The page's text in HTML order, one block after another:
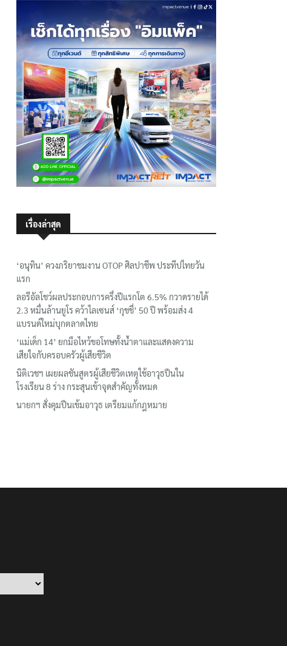
เรื่องล่าสุด
‘อนุทิน’ ควงภริยาชมงาน OTOP ศิลปาชีพ ประทีปไทยวัน
แรก
ลอรีอัลโชว์ผลประกอบการครึ่งปีแรกโต 6.5% กวาดรายได้
2.3 หมื่นล้านยูโร คว้าไลเซนส์ ‘กุชชี่’ 50 ปี พร้อมส่ง 4
แบรนด์ใหม่บุกตลาดไทย
‘แม่เด็ก 14’ ยกมือไหว้ขอโทษทั้งน้ำตาและแสดงความ
เสียใจกับครอบครัวผู้เสียชีวิต
นิติเวชฯ เผยผลชันสูตรผู้เสียชีวิตเหตุใช้อาวุธปืนใน
โรงเรียน 8 ร่าง กระสุนเข้าจุดสำคัญทั้งหมด
นายกฯ สั่งคุมปืนเข้มอาวุธ เตรียมแก้กฎหมาย